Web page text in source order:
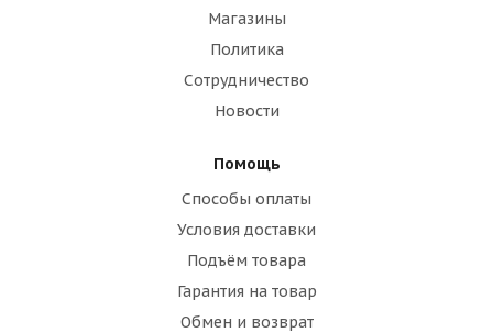
Магазины
Политика
Сотрудничество
Новости
Помощь
Способы оплаты
Условия доставки
Подъём товара
Гарантия на товар
Обмен и возврат